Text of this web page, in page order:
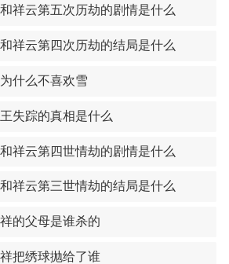
祥云第五次历劫的剧情是什么
祥云第四次历劫的结局是什么
什么不喜欢雪
失踪的真相是什么
祥云第四世情劫的剧情是什么
祥云第三世情劫的结局是什么
的父母是谁杀的
把绣球抛给了谁